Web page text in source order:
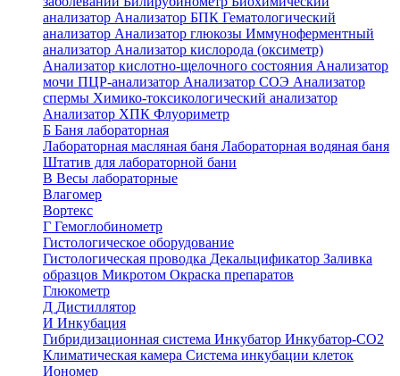
анализатор Анализатор БПК Гематологический
анализатор Анализатор глюкозы Иммуноферментный
анализатор Анализатор кислорода (оксиметр)
Анализатор кислотно-щелочного состояния Анализатор
мочи ПЦР-анализатор Анализатор СОЭ Анализатор
спермы Химико-токсикологический анализатор
Анализатор ХПК Флуориметр
Б Баня лабораторная
Лабораторная масляная баня Лабораторная водяная баня
Штатив для лабораторной бани
В Весы лабораторные
Влагомер
Вортекс
Г Гемоглобинометр
Гистологическое оборудование
Гистологическая проводка Декальцификатор Заливка
образцов Микротом Окраска препаратов
Глюкометр
Д Дистиллятор
И Инкубация
Гибридизационная система Инкубатор Инкубатор-СО2
Климатическая камера Система инкубации клеток
Иономер